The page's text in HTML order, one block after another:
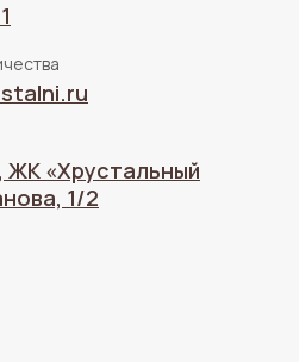
ЖК «Хрустальный
1/2